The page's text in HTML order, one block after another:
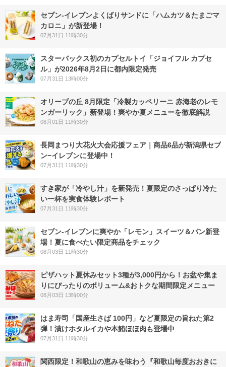
セブン‐イレブンよくばりサンドに「ハムカツ＆たまごマ
カロニ」が新登場！
07月31日 11時30分
スターバックス初のカプセルトイ「ジョイフル カプセ
ル」が2026年8月2日に都内限定発売
07月31日 13時00分
オリーブの丘 8月限定「冷製カッペリーニ 赤海老のレモ
ンガーリック」新登場！爽やか夏メニューを徹底解説
08月01日 11時30分
長岡まつり大花火大会応援フェア｜商品6品が新潟県セブ
ン−イレブンに登場中！
07月31日 11時30分
すき家が「冷やし汁」を新発売！夏限定のさっぱり冷た
い一杯を実食体験レポート
07月31日 11時30分
セブン‐イレブンに爽やか「レモン」スイーツ＆パン新登
場！夏に食べたい限定商品をチェック
08月03日 11時30分
ピザハット夏休みセット3種が3,000円から！お盆や集ま
りにぴったりのボリューム&おトクな期間限定メニュー
08月03日 13時00分
はま寿司「国産生さば 100円」など夏限定の旨ねた第2
弾！漬けホタルイカや本鮪ほほ肉も登場中
07月31日 11時30分
関西限定！和歌山の恵みを味わう『和歌山毎度おおきに